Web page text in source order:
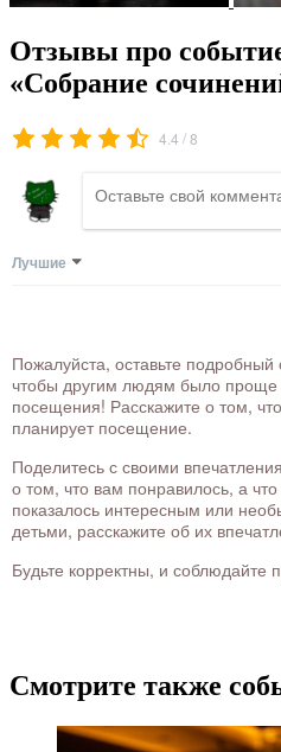
Отзывы про
«Собрание
4.4 /8
Лучшие
Пожалуйста, оставьте
чтобы другим людям было
посещения! Расскажите о том,
планирует посещение.
Поделитесь с своими
о том, что вам понравилось, а
показалось интересным или
детьми, расскажите об их
Будьте корректны, и соблюдайте
Смотрите также